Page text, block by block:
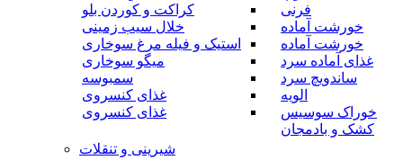
فرنی
خورشت آماده
خورشت آماده
غذای آماده سرد
ساندویچ سرد
الویه
خوراک سوسیس
کشک و بادمجان
کراکت و کوردن بلو
خلال سیب زمینی
استیک و فیله مرغ سوخاری
میگو سوخاری
سمبوسه
غذای کنسروی
غذای کنسروی
شیرینی و تنقلات